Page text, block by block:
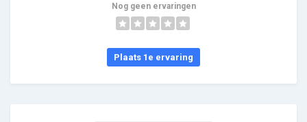
Nog geen ervaringen
Plaats 1e ervaring